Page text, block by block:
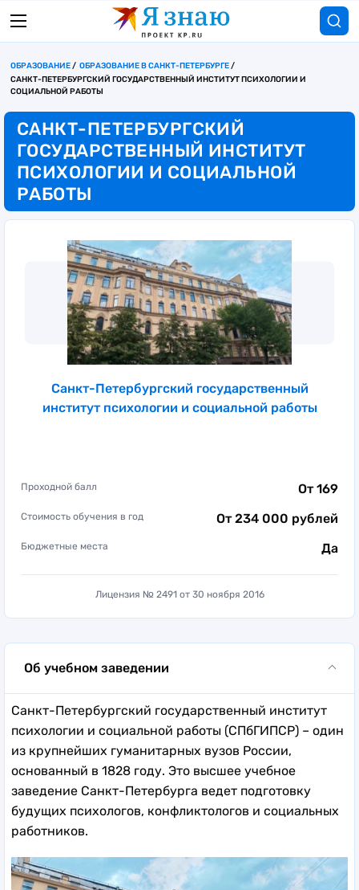
ОБРАЗОВАНИЕ
ОБРАЗОВАНИЕ В САНКТ-ПЕТЕРБУРГЕ
САНКТ-ПЕТЕРБУРГСКИЙ ГОСУДАРСТВЕННЫЙ ИНСТИТУТ ПСИХОЛОГИИ И
СОЦИАЛЬНОЙ РАБОТЫ
САНКТ-ПЕТЕРБУРГСКИЙ
ГОСУДАРСТВЕННЫЙ ИНСТИТУТ
ПСИХОЛОГИИ И СОЦИАЛЬНОЙ
РАБОТЫ
Санкт-Петербургский государственный
институт психологии и социальной работы
Проходной балл От 169
Стоимость обучения в год От 234 000 рублей
Бюджетные места Да
Лицензия № 2491 от 30 ноября 2016
Об учебном заведении
Санкт-Петербургский государственный институт
психологии и социальной работы (СПбГИПСР) – один
из крупнейших гуманитарных вузов России,
основанный в 1828 году. Это высшее учебное
заведение Санкт-Петербурга ведет подготовку
будущих психологов, конфликтологов и социальных
работников.